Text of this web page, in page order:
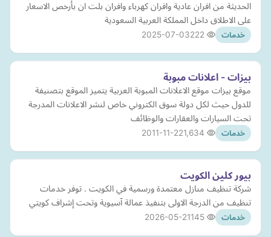
الحديثة من افران عادية وافران كهرباء وافران بلت ان بأرخص الاسعار
على الاطلاق داخل المملكة العربية السعودية
خدمات 2025-07-03
بيزات - اعلانات مبوبة
موقع بيزات موقع الاعلانات المبوبة العربية يتميز الموقع بتصنيفة
للدول حيث لكل دولة سوق الكتروني خاص لنشر الاعلانات المدرجة
تحت السيارات والعقارات والوظائف
خدمات 2011-11-22
بيور كلين الكويت
شركة تنظيف منازل معتمدة ورسمية في الكويت . توفر خدمات
تنظيف من الدرجة الاولى بتنفيذ عمالة آسيوية وتحت إشراف كويتي
خدمات 2026-05-21